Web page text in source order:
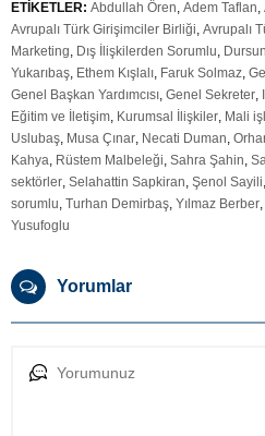
ETİKETLER: Abdullah Ören, Adem Taflan,
Avrupalı Türk Girişimciler Birliği, Avrupalı
Marketing, Dış İlişkilerden Sorumlu,
Yukarıbaş, Ethem Kışlalı, Faruk Solmaz,
Genel Başkan Yardımcısı, Genel Sekreter,
Eğitim ve İletişim, Kurumsal İlişkiler, Mali
Uslubaş, Musa Çınar, Necati Duman,
Kahya, Rüstem Malbeleği, Sahra Şahin,
sektörler, Selahattin Sapkiran, Şenol Sayili,
sorumlu, Turhan Demirbaş, Yılmaz Berber,
Yusufoglu
Yorumlar